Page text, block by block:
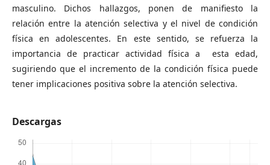
masculino. Dichos hallazgos, ponen de manifiesto la
relación entre la atención selectiva y el nivel de condición
física en adolescentes. En este sentido, se refuerza la
importancia de practicar actividad física a esta edad,
sugiriendo que el incremento de la condición física puede
tener implicaciones positiva sobre la atención selectiva.
Descargas